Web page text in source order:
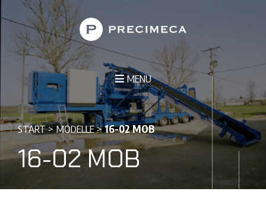
MENU
START>MODELLE>16-02 MOB
16-02 MOB